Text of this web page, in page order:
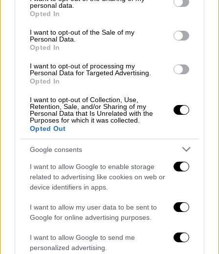
grant or deny consent to Google and its third-party tags to
use your data for below specified purposes in below Google
consent section.
personal data.
Opted In
I want to opt-out of the Sale of my
Personal Data.
Opted In
I want to opt-out of processing my
Personal Data for Targeted Advertising.
Opted In
I want to opt-out of Collection, Use,
Retention, Sale, and/or Sharing of my
Personal Data that Is Unrelated with the
Purposes for which it was collected.
Opted Out
Google consents
I want to allow Google to enable storage
related to advertising like cookies on web or
device identifiers in apps.
I want to allow my user data to be sent to
Google for online advertising purposes.
I want to allow Google to send me
personalized advertising.
επίδομα θα λάβει 140 ευρώ.
2 Παράδειγμα: Μονογονεϊκές οικογένειες με
2 παιδιά και ετήσιο εισόδημα 10.500 ευρώ
Η κλίμακα ισοδυναμίας της οικογένειας
είναι : 1 + 1/2 + 1/4 = 1,75.
10.500 ευρώ / 1,75= 6.000 ευρώ .
Άρα η οικογένεια εντάσσεται στην Α
εισοδηματική κλίμακα και αντί να λάβει 140
ευρώ επίδομα θα πάρει με την αύξηση του
150% συνολικά 350 ευρώ.
3 Παράδειγμα: Οικογένεια με 2 γονείς και 4
παιδιά με ετήσιο εισόδημα 24.500 ευρώ:
Η κλίμακα ισοδυναμίας της οικογένειας
είναι : 1 + 1/2 +1/4 + 1/4 + 1/4 + 1/4 = 2,5.
Συνεπώς το ισοδύναμο εισόδημα είναι :
24.500 ευρώ / 2,5 = 9.800 ευρώ .